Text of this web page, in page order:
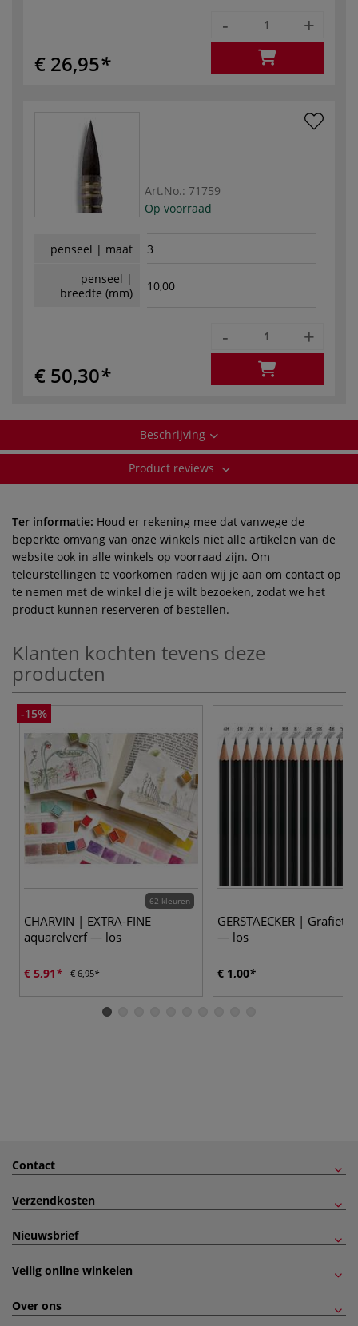
€ 26,95
- +
Art.No.: 71759
Op voorraad
penseel | maat
3
penseel |
breedte (mm)
10,00
€ 50,30
- +
Beschrijving
Product reviews
Ter informatie: Houd er rekening mee dat vanwege de
beperkte omvang van onze winkels niet alle artikelen van de
website ook in alle winkels op voorraad zijn. Om
teleurstellingen te voorkomen raden wij je aan om contact op
te nemen met de winkel die je wilt bezoeken, zodat we het
product kunnen reserveren of bestellen.
Klanten kochten tevens deze
producten
-15%
62 kleuren
CHARVIN | EXTRA-FINE
aquarelverf — los
€ 5,91 € 6,95
GERSTAECKER |
— los
€ 1,00
Contact
Verzendkosten
Nieuwsbrief
Veilig online winkelen
Over ons